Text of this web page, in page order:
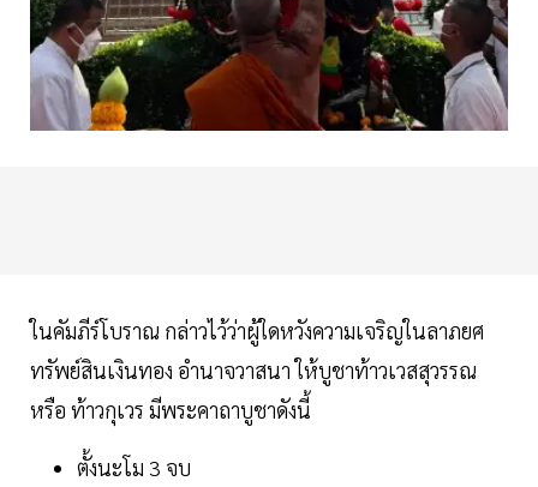
ในคัมภีร์โบราณ กล่าวไว้ว่าผู้ใดหวังความเจริญในลาภยศ
ทรัพย์สินเงินทอง อำนาจวาสนา ให้บูชาท้าวเวสสุวรรณ
หรือ ท้าวกุเวร มีพระคาถาบูชาดังนี้
ตั้งนะโม 3 จบ